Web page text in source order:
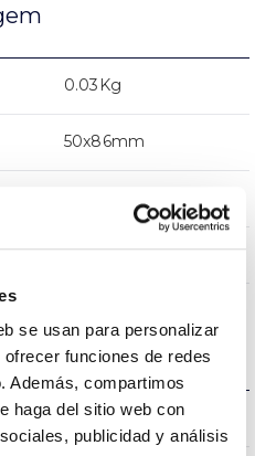
se usan para personalizar
funciones de redes
Además, compartimos
haga del sitio web con
publicidad y análisis
0.03Kg
50x86mm
Directa
3000K